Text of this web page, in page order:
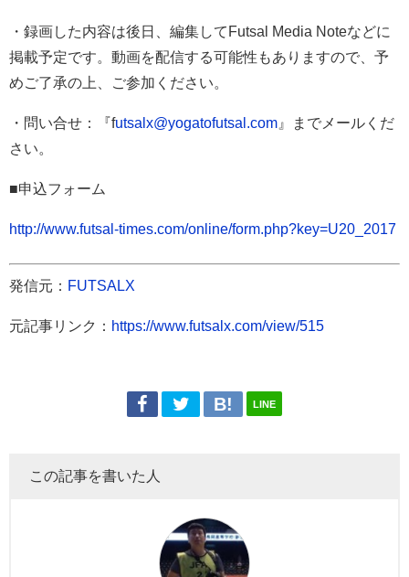
・録画した内容は後日、編集して Futsal Media Noteなどに
掲載予定です。動画を配信する可能性もありますので、予
めご了承の上、ご参加ください。
・問い合せ：『futsalx@yogatofutsal.com 』までメールくだ
さい。
■申込フォーム
http://www.futsal-times.com/online/form.php?key=U20_2017
発信元： FUTSALX
元記事リンク： https://www.futsalx.com/view/515
LINE
この記事を書いた人